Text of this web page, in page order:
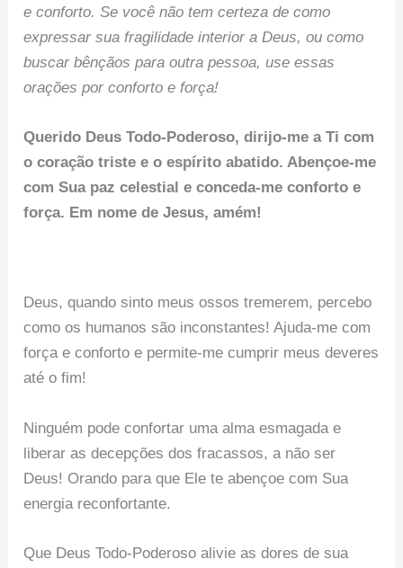
e conforto. Se você não tem certeza de como
expressar sua fragilidade interior a Deus, ou como
buscar bênçãos para outra pessoa, use essas
orações por conforto e força!
Querido Deus Todo-Poderoso, dirijo-me a Ti com
o coração triste e o espírito abatido. Abençoe-me
com Sua paz celestial e conceda-me conforto e
força. Em nome de Jesus, amém!
Deus, quando sinto meus ossos tremerem, percebo
como os humanos são inconstantes! Ajuda-me com
força e conforto e permite-me cumprir meus deveres
até o fim!
Ninguém pode confortar uma alma esmagada e
liberar as decepções dos fracassos, a não ser
Deus! Orando para que Ele te abençoe com Sua
energia reconfortante.
Que Deus Todo-Poderoso alivie as dores de sua